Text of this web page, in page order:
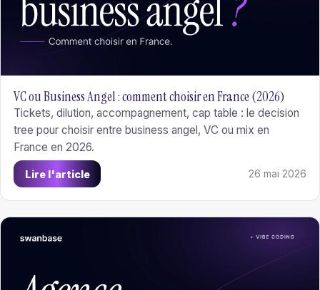
VC ou Business Angel : comment choisir en France (2026)
Tickets, dilution, accompagnement, cap table : le decision
tree pour choisir entre business angel, VC ou mix en
France en 2026.
Lire l'article 26 mai 2026